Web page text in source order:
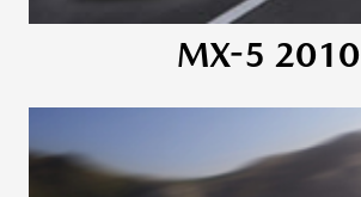
MX-5 2010